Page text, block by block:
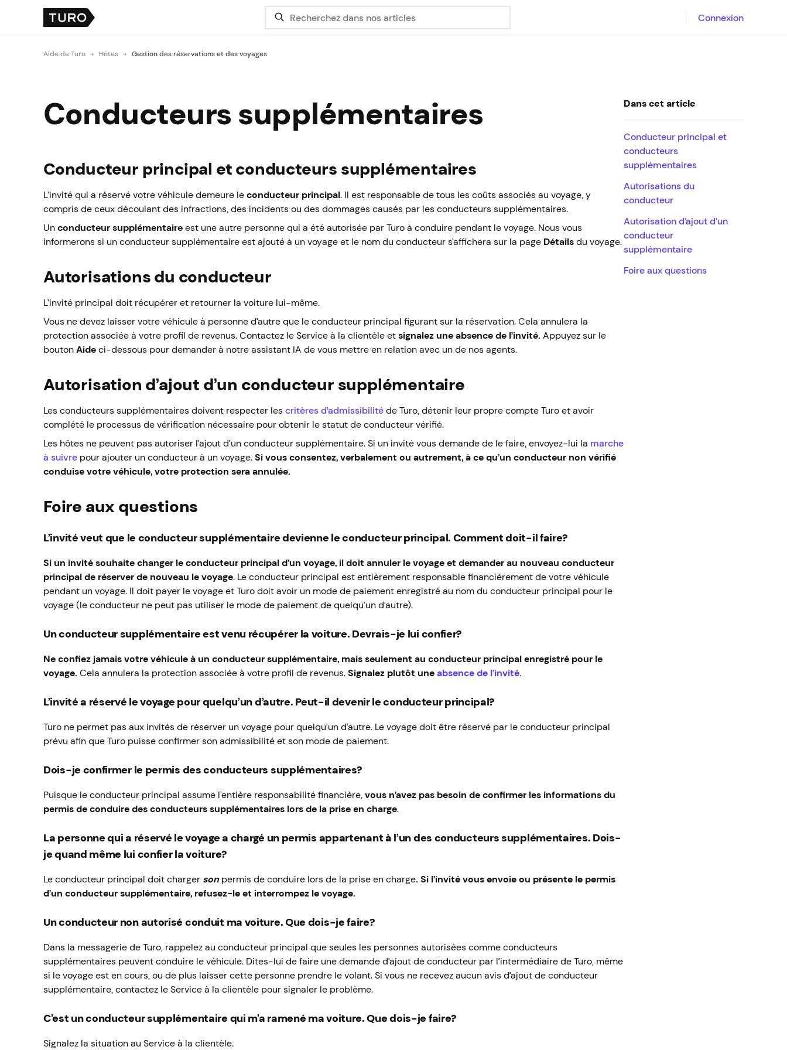
Connexion
Aide de Turo Hôtes Gestion des réservations et des voyages
Conducteurs supplémentaires
Conducteur principal et conducteurs supplémentaires
L’invité qui a réservé votre véhicule demeure le conducteur principal. Il est responsable de tous les coûts associés au voyage, y
compris de ceux découlant des infractions, des incidents ou des dommages causés par les conducteurs supplémentaires.
Un conducteur supplémentaire est une autre personne qui a été autorisée par Turo à conduire pendant le voyage. Nous vous
informerons si un conducteur supplémentaire est ajouté à un voyage et le nom du conducteur s’affichera sur la page Détails du voyage.
Autorisations du conducteur
L’invité principal doit récupérer et retourner la voiture lui-même.
Vous ne devez laisser votre véhicule à personne d’autre que le conducteur principal figurant sur la réservation. Cela annulera la
protection associée à votre profil de revenus. Contactez le Service à la clientèle et signalez une absence de l’invité. Appuyez sur le
bouton Aide ci-dessous pour demander à notre assistant IA de vous mettre en relation avec un de nos agents.
Autorisation d’ajout d’un conducteur supplémentaire
Les conducteurs supplémentaires doivent respecter les critères d’admissibilité de Turo, détenir leur propre compte Turo et avoir
complété le processus de vérification nécessaire pour obtenir le statut de conducteur vérifié.
Les hôtes ne peuvent pas autoriser l’ajout d’un conducteur supplémentaire. Si un invité vous demande de le faire, envoyez-lui la marche
à suivre pour ajouter un conducteur à un voyage. Si vous consentez, verbalement ou autrement, à ce qu’un conducteur non vérifié
conduise votre véhicule, votre protection sera annulée.
Foire aux questions
L’invité veut que le conducteur supplémentaire devienne le conducteur principal. Comment doit-il faire?
Si un invité souhaite changer le conducteur principal d’un voyage, il doit annuler le voyage et demander au nouveau conducteur
principal de réserver de nouveau le voyage. Le conducteur principal est entièrement responsable financièrement de votre véhicule
pendant un voyage. Il doit payer le voyage et Turo doit avoir un mode de paiement enregistré au nom du conducteur principal pour le
voyage (le conducteur ne peut pas utiliser le mode de paiement de quelqu’un d’autre).
Un conducteur supplémentaire est venu récupérer la voiture. Devrais-je lui confier?
Ne confiez jamais votre véhicule à un conducteur supplémentaire, mais seulement au conducteur principal enregistré pour le
voyage. Cela annulera la protection associée à votre profil de revenus. Signalez plutôt une absence de l’invité.
L’invité a réservé le voyage pour quelqu’un d’autre. Peut-il devenir le conducteur principal?
Turo ne permet pas aux invités de réserver un voyage pour quelqu’un d’autre. Le voyage doit être réservé par le conducteur principal
prévu afin que Turo puisse confirmer son admissibilité et son mode de paiement.
Dois-je confirmer le permis des conducteurs supplémentaires?
Puisque le conducteur principal assume l’entière responsabilité financière, vous n’avez pas besoin de confirmer les informations du
permis de conduire des conducteurs supplémentaires lors de la prise en charge.
La personne qui a réservé le voyage a chargé un permis appartenant à l’un des conducteurs supplémentaires. Dois-
je quand même lui confier la voiture?
Le conducteur principal doit charger sonpermis de conduire lors de la prise en charge. Si l’invité vous envoie ou présente le permis
d’un conducteur supplémentaire, refusez-le et interrompez le voyage.
Un conducteur non autorisé conduit ma voiture. Que dois-je faire?
Dans la messagerie de Turo, rappelez au conducteur principal que seules les personnes autorisées comme conducteurs
supplémentaires peuvent conduire le véhicule. Dites-lui de faire une demande d’ajout de conducteur par l’intermédiaire de Turo, même
si le voyage est en cours, ou de plus laisser cette personne prendre le volant. Si vous ne recevez aucun avis d’ajout de conducteur
supplémentaire, contactez le Service à la clientèle pour signaler le problème.
C’est un conducteur supplémentaire qui m’a ramené ma voiture. Que dois-je faire?
Signalez la situation au Service à la clientèle.
Dans cet article
Conducteur principal et
conducteurs
supplémentaires
Autorisations du
conducteur
Autorisation d’ajout d’un
conducteur
supplémentaire
Foire aux questions